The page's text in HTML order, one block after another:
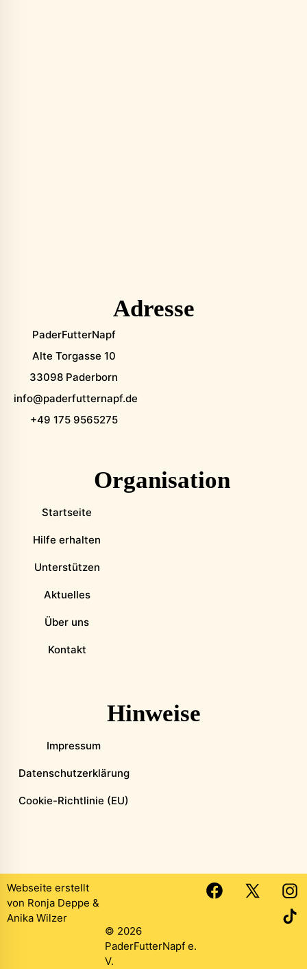
Adresse
PaderFutterNapf
Alte Torgasse 10
33098 Paderborn
info@paderfutternapf.de
+49 175 9565275
Organisation
Startseite
Hilfe erhalten
Unterstützen
Aktuelles
Über uns
Kontakt
Hinweise
Impressum
Datenschutzerklärung
Cookie-Richtlinie (EU)
Webseite erstellt
von Ronja Deppe &
Anika Wilzer
© 2026
PaderFutterNapf e.
V.